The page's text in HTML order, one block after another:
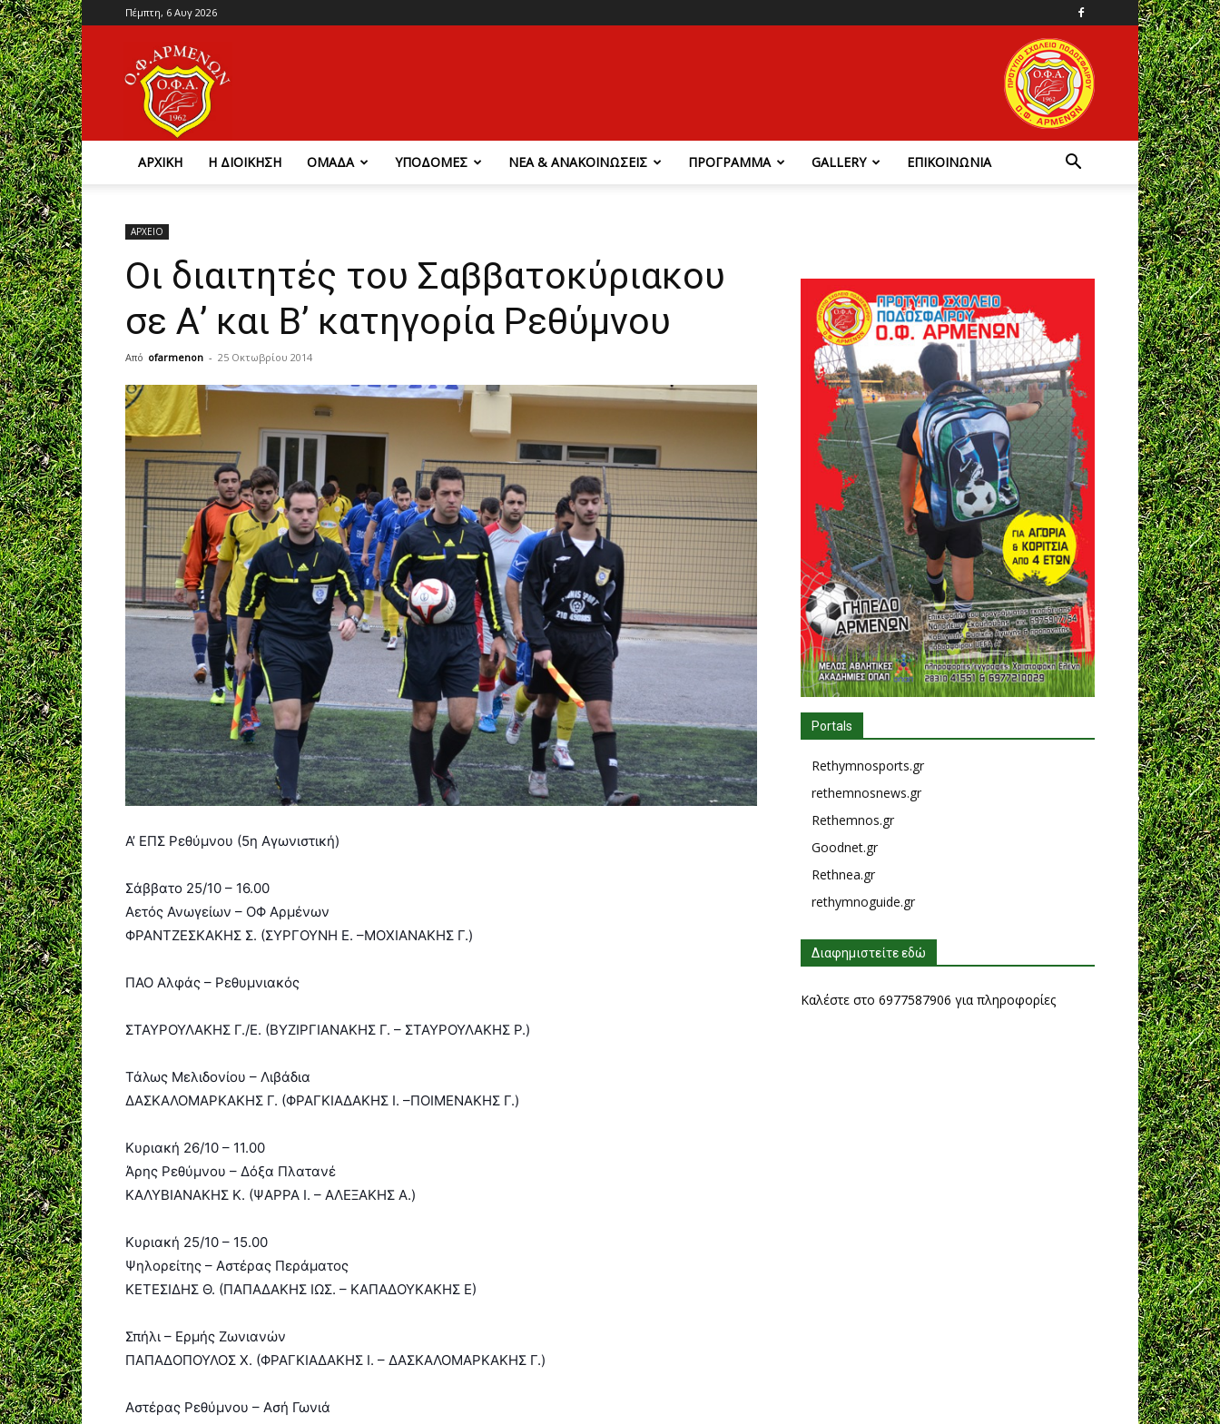
Πέμπτη, 6 Αυγ 2026
ΑΡΧΙΚΗ Η ΔΙΟΙΚΗΣΗ ΟΜΑΔΑ ΥΠΟΔΟΜΕΣ ΝΕΑ & ΑΝΑΚΟΙΝΩΣΕΙΣ ΠΡΟΓΡΑΜΜΑ GALLERY ΕΠΙΚΟΙΝΩΝΙΑ
ΑΡΧΕΙΟ
Οι διαιτητές του Σαββατοκύριακου
σε Α’ και Β’ κατηγορία Ρεθύμνου
Από ofarmenon - 25 Οκτωβρίου 2014
Α’ ΕΠΣ Ρεθύμνου (5η Aγωνιστική)
Σάββατο 25/10 – 16.00
Αετός Ανωγείων – ΟΦ Αρμένων
ΦΡΑΝΤΖΕΣΚΑΚΗΣ Σ. (ΣΥΡΓΟΥΝΗ Ε. –ΜΟΧΙΑΝΑΚΗΣ Γ.)
ΠΑΟ Αλφάς – Ρεθυμνιακός
ΣΤΑΥΡΟΥΛΑΚΗΣ Γ./Ε. (ΒΥΖΙΡΓΙΑΝΑΚΗΣ Γ. – ΣΤΑΥΡΟΥΛΑΚΗΣ Ρ.)
Τάλως Μελιδονίου – Λιβάδια
ΔΑΣΚΑΛΟΜΑΡΚΑΚΗΣ Γ. (ΦΡΑΓΚΙΑΔΑΚΗΣ Ι. –ΠΟΙΜΕΝΑΚΗΣ Γ.)
Κυριακή 26/10 – 11.00
Άρης Ρεθύμνου – Δόξα Πλατανέ
ΚΑΛΥΒΙΑΝΑΚΗΣ Κ. (ΨΑΡΡΑ Ι. – ΑΛΕΞΑΚΗΣ Α.)
Κυριακή 25/10 – 15.00
Ψηλορείτης – Αστέρας Περάματος
ΚΕΤΕΣΙΔΗΣ Θ. (ΠΑΠΑΔΑΚΗΣ ΙΩΣ. – ΚΑΠΑΔΟΥΚΑΚΗΣ Ε)
Σπήλι – Ερμής Ζωνιανών
ΠΑΠΑΔΟΠΟΥΛΟΣ Χ. (ΦΡΑΓΚΙΑΔΑΚΗΣ Ι. – ΔΑΣΚΑΛΟΜΑΡΚΑΚΗΣ Γ.)
Αστέρας Ρεθύμνου – Ασή Γωνιά
Portals
Rethymnosports.gr
rethemnosnews.gr
Rethemnos.gr
Goodnet.gr
Rethnea.gr
rethymnoguide.gr
Διαφημιστείτε εδώ
Καλέστε στο 6977587906 για πληροφορίες